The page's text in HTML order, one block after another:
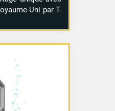
Uni par T-